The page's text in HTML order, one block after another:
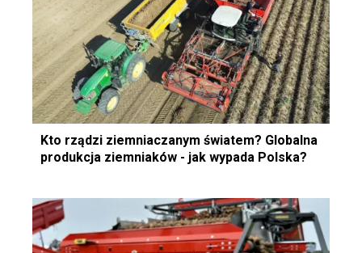
Kto rządzi ziemniaczanym światem? Globalna
produkcja ziemniaków - jak wypada Polska?